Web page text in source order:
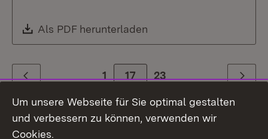
Download:
Als PDF herunterladen
Zurück 1 Zur Seite
17 23 Weiter
Um unsere Webseite für Sie optimal gestalten
und verbessern zu können, verwenden wir
Cookies.